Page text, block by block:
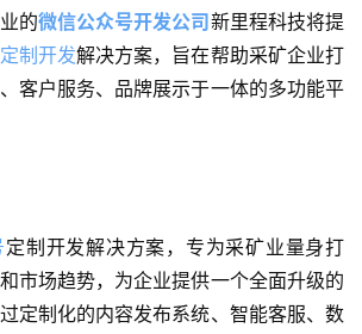
的微信公众号开发公司新里程科技将提
制开发解决方案，旨在帮助采矿企业打
客户服务、品牌展示于一体的多功能平
定制开发解决方案，专为采矿业量身打
市场趋势，为企业提供一个全面升级的
定制化的内容发布系统、智能客服、数